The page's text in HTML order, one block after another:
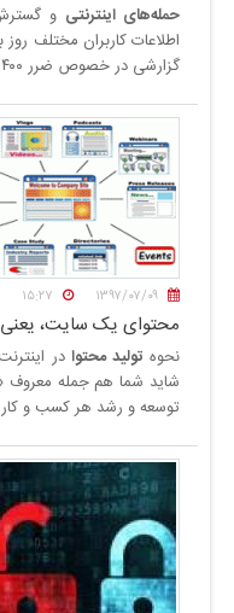
حمله‌های اینترنتی و
اطلاعات کاربران مختلف
گزارشی در خصوص ضرر ۴۰۰ ...
۱۳۹۷/۰۷/۰۹ ۱۵:۲۷
محتوای یک سایت،
نحوه تولید محتوا در
شاید شما هم جمله معروف
توسعه و رشد هر کسب و